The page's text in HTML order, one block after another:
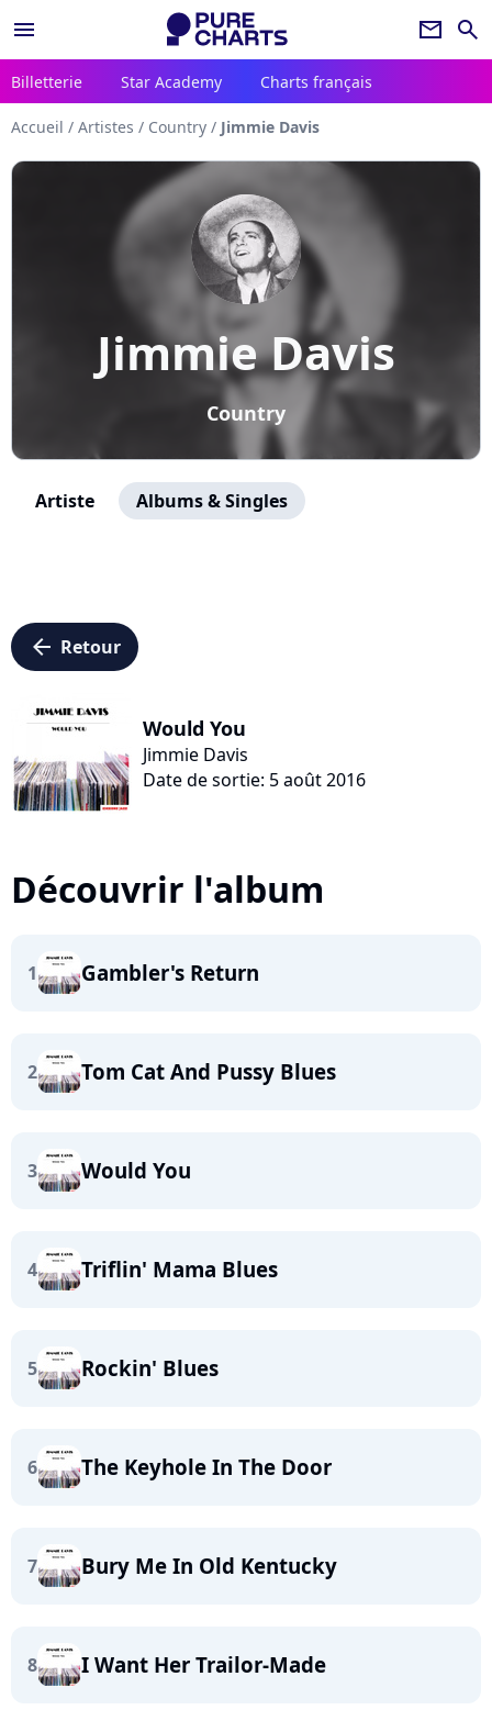
menu newsletter search
Billetterie Star Academy Charts français
Accueil / Artistes / Country / Jimmie Davis
Jimmie Davis
Country
Artiste Albums & Singles
arrow_left Retour
Would You
Jimmie Davis
Date de sortie: 5 août 2016
Découvrir l'album
1 Gambler's Return
2 Tom Cat And Pussy Blues
3 Would You
4 Triflin' Mama Blues
5 Rockin' Blues
6 The Keyhole In The Door
7 Bury Me In Old Kentucky
8 I Want Her Trailor-Made